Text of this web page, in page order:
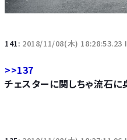
141: 2018/11/08(木) 18:28:53.23
>>137
チェスターに関しちゃ流石